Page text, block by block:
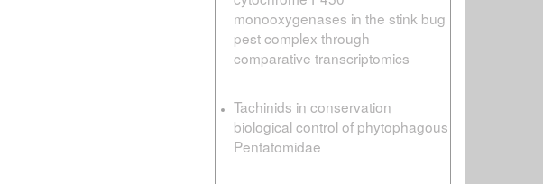
monooxygenases in the stink bug
pest complex through
comparative transcriptomics
Tachinids in conservation
biological control of phytophagous
Pentatomidae